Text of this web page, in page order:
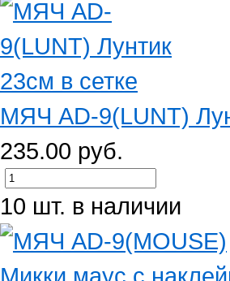
МЯЧ AD-9(LUNT)
235.00 руб.
10 шт. в наличии